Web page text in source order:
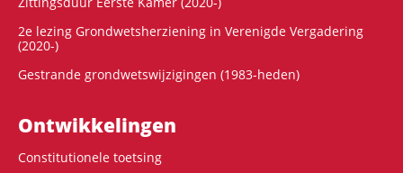
2e lezing Grondwetsherziening in Verenigde Vergadering
(2020-)
Gestrande grondwetswijzigingen (1983-heden)
Ontwikke­lingen
Constitutionele toetsing